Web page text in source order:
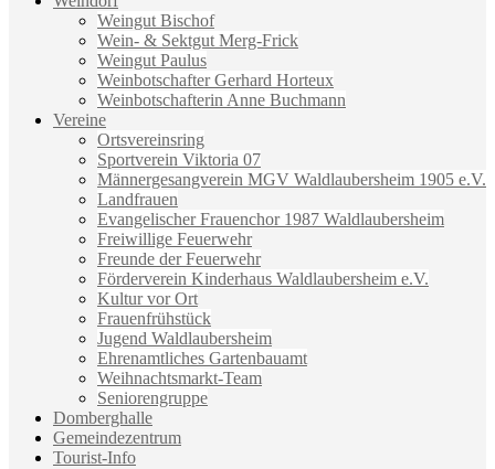
Weingut Bischof
Wein- & Sektgut Merg-Frick
Weingut Paulus
Weinbotschafter Gerhard Horteux
Weinbotschafterin Anne Buchmann
Vereine
Ortsvereinsring
Sportverein Viktoria 07
Männergesangverein MGV Waldlaubersheim 1905 e.V.
Landfrauen
Evangelischer Frauenchor 1987 Waldlaubersheim
Freiwillige Feuerwehr
Freunde der Feuerwehr
Förderverein Kinderhaus Waldlaubersheim e.V.
Kultur vor Ort
Frauenfrühstück
Jugend Waldlaubersheim
Ehrenamtliches Gartenbauamt
Weihnachtsmarkt-Team
Seniorengruppe
Domberghalle
Gemeindezentrum
Tourist-Info